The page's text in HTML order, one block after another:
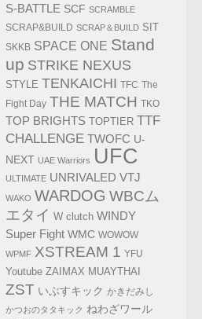
S-BATTLE SCF SCRAMBLE
SCRAP&BUILD SCRAP＆BUILD SIT
SKKB SPACE ONE Stand
up STRIKE NEXUS
STYLE TENKAICHI TFC The
Fight Day THE MATCH TKO
TOP BRIGHTS TOPTIER TTF
CHALLENGE TWOFC U-
NEXT UAE Warriors UFC
ULTIMATE UNRIVALED VTJ
WAKO WARDOG WBCム
エタイ W clutch WINDY
Super Fight WMC WOWOW
WPMF XSTREAM 1 YFU
Youtube ZAIMAX MUAYTHAI
ZST いぶすキック かきだみし
かつおのタタキック ねわざワール